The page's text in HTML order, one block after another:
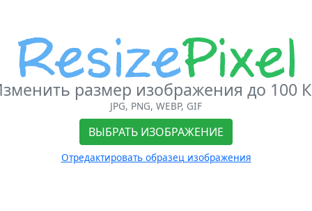
размер изображения до 100
JPG, PNG, WEBP, GIF
ВЫБРАТЬ ИЗОБРАЖЕНИЕ
Отредактировать образец изображения